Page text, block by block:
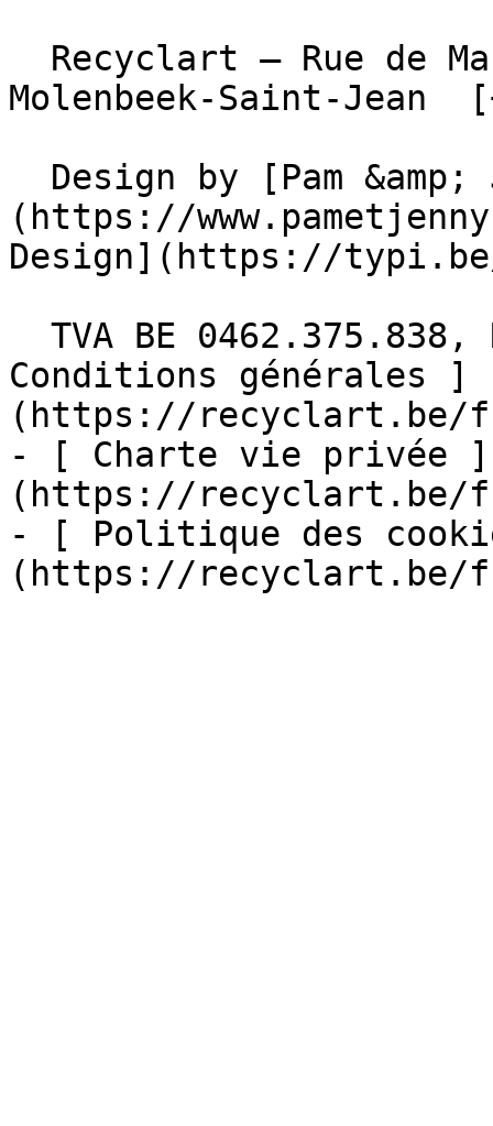
Molenbeek-Saint-
(https://
Design](https://
Conditions générales ]
(https://recyclart.be/
- [ Charte vie privée ]
(https://recyclart.be/
- [ Politique des